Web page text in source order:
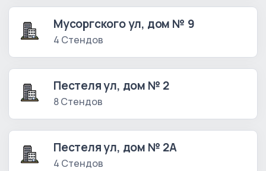
Мусоргского ул, дом № 9
4 Стендов
Пестеля ул, дом № 2
8 Стендов
Пестеля ул, дом № 2А
4 Стендов